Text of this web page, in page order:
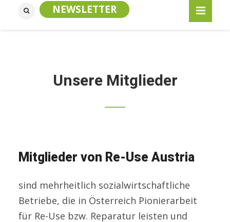
NEWSLETTER
Unsere Mitglieder
Mitglieder von Re-Use Austria
sind mehrheitlich sozialwirtschaftliche
Betriebe, die in Österreich Pionierarbeit
für Re-Use bzw. Reparatur leisten und